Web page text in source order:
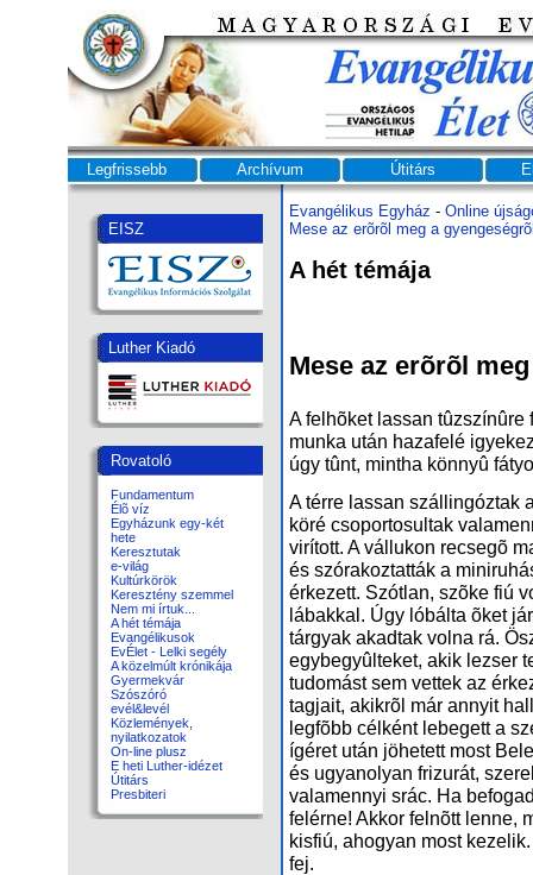
Legfrissebb Archívum Útitárs
EISZ
Luther Kiadó
Rovatoló
Fundamentum
Élõ víz
Egyházunk egy-két
hete
Keresztutak
e-világ
Kultúrkörök
Keresztény szemmel
Nem mi írtuk...
A hét témája
Evangélikusok
EvÉlet - Lelki segély
A közelmúlt krónikája
Gyermekvár
Szószóró
evél&levél
Közlemények,
nyilatkozatok
On-line plusz
E heti Luther-idézet
Útitárs
Presbiteri
Evangélikus Egyház - Online
Mese az erõrõl meg a
A hét témája
Mese az erõrõl
A felhõket lassan tûzszínûre
munka után hazafelé
úgy tûnt, mintha könnyû
A térre lassan szállingóztak
köré csoportosultak
virított. A vállukon recsegõ
és szórakoztatták a
érkezett. Szótlan, szõke fiú
lábakkal. Úgy lóbálta õket
tárgyak akadtak volna rá.
egybegyûlteket, akik lezser
tudomást sem vettek az
tagjait, akikrõl már annyit
legfõbb célként lebegett a
ígéret után jöhetett most
és ugyanolyan frizurát,
valamennyi srác. Ha
felérne! Akkor felnõtt lenne,
kisfiú, ahogyan most
fej.